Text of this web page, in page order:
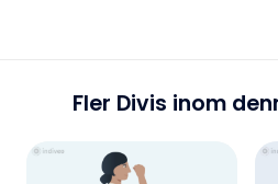
Fler Divis inom